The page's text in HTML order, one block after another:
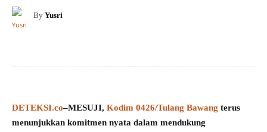
By Yusri
DETEKSI.co–MESUJI, Kodim 0426/Tulang Bawang terus
menunjukkan komitmen nyata dalam mendukung